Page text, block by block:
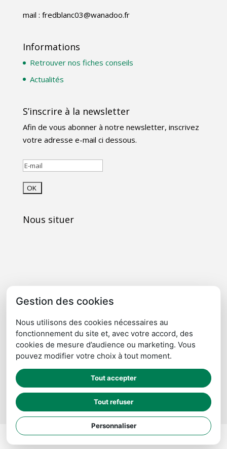
mail : fredblanc03@wanadoo.fr
Informations
Retrouver nos fiches conseils
Actualités
S’inscrire à la newsletter
Afin de vous abonner à notre newsletter, inscrivez
votre adresse e-mail ci dessous.
Nous situer
Cliquez ici pour agrandir
Imaginarium Vichy⚷
Gestion des cookies
Nous utilisons des cookies nécessaires au
fonctionnement du site et, avec votre accord, des
cookies de mesure d’audience ou marketing. Vous
pouvez modifier votre choix à tout moment.
Tout accepter
Tout refuser
Personnaliser